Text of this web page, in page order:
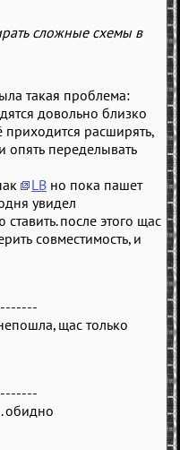
сложные схемы в
такая проблема:
довольно близко
приходится расширять,
опять переделывать
LB но пока пашет
увидел
после этого щас
совместимость, и
щас только
обидно